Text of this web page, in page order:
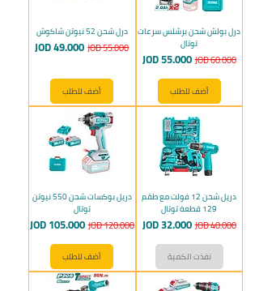
درل بولش شحن برشلس سرعات
توتال
سعر عادي
JOD 60.000سعر البيع
JOD 55.000
أضف للطلب
درل شحن 52 نيوتن شاكوش
سعر عادي
JOD 55.000 سعر البيع
JOD 49.000
أضف للطلب
دريل شحن 12 فولت مع طقم
129 قطعة توتال
سعر عادي
JOD 40.000سعر البيع
JOD 32.000
نفذت الكمية
دريل بوكسات شحن 550 نيوتن
توتال
سعر عادي
JOD 120.000سعر البيع
JOD 105.000
أضف للطلب